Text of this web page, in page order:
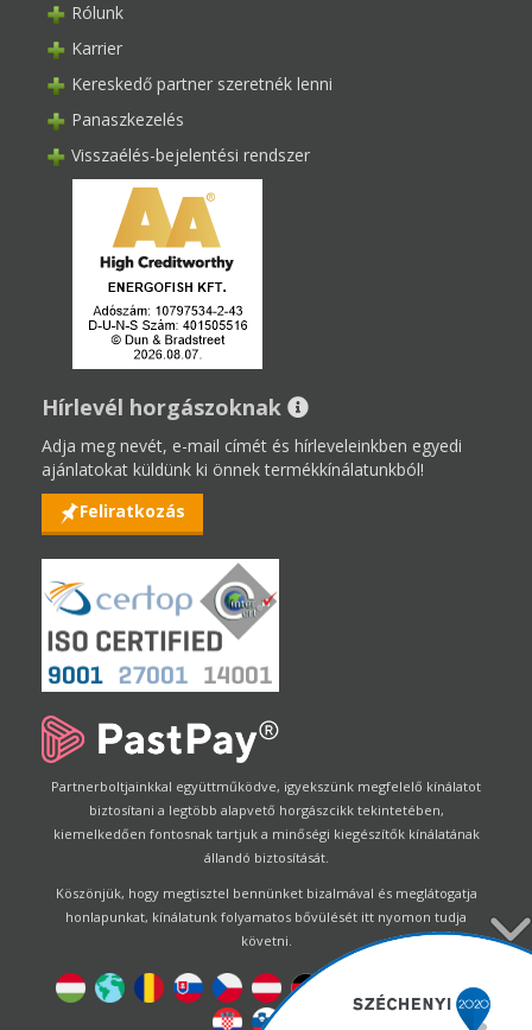
Rólunk
Karrier
Kereskedő partner szeretnék lenni
Panaszkezelés
Visszaélés-bejelentési rendszer
Hírlevél horgászoknak
Adja meg nevét, e-mail címét és hírleveleinkben egyedi
ajánlatokat küldünk ki önnek termékkínálatunkból!
Feliratkozás
Partnerboltjainkkal együttműködve, igyekszünk megfelelő kínálatot
biztosítani a legtöbb alapvető horgászcikk tekintetében,
kiemelkedően fontosnak tartjuk a minőségi kiegészítők kínálatának
állandó biztosítását.
Köszönjük, hogy megtisztel bennünket bizalmával és meglátogatja
honlapunkat, kínálatunk folyamatos bővülését itt nyomon tudja
követni.